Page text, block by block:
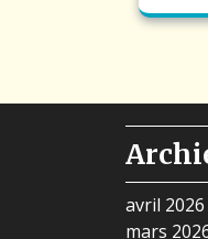
avril 2026
mars